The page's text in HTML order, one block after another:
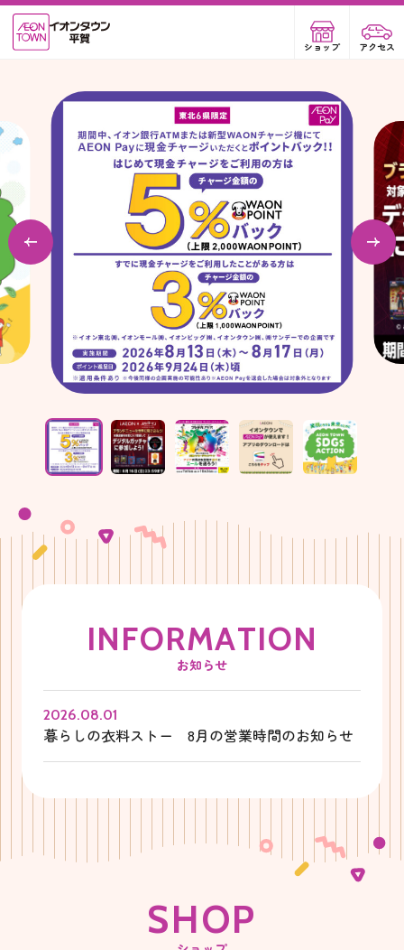
ショップ アクセス
INFORMATION
お知らせ
2026.08.01
暮らしの衣料ストー 8月の営業時間のお知らせ
SHOP